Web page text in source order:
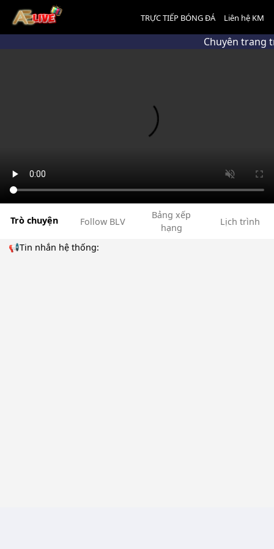
TRỰC TIẾP BÓNG ĐÁ Liên hệ KM
Chuyên trang
Trò chuyện Follow BLV
Bảng xếp
hạng
Lịch trình
📢Tin nhắn hệ thống: